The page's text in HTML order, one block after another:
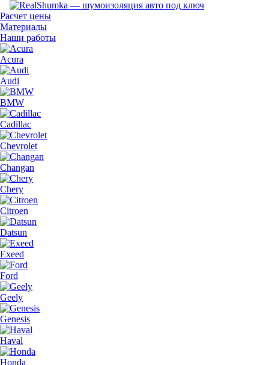
Расчет цены
Материалы
Наши работы
Acura
Audi
BMW
Cadillac
Chevrolet
Changan
Chery
Citroen
Datsun
Exeed
Ford
Geely
Genesis
Haval
Honda